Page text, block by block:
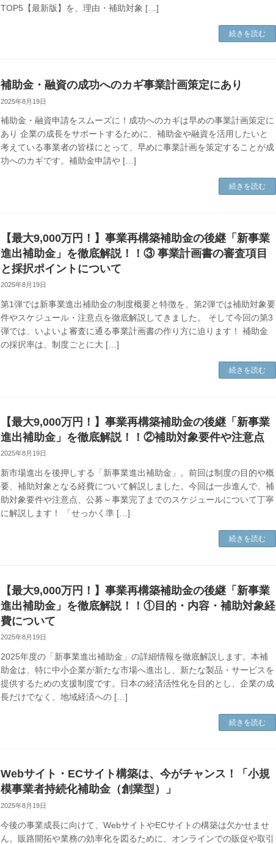
TOP5【最新版】を、理由・補助対象 […]
続きを読む
補助金・融資の成功へのカギ事業計画策定にあり
2025年8月19日
補助金・融資申請をスムーズに！成功へのカギは早めの事業計画策定に
あり 企業の成長をサポートするために、補助金や融資を活用したいと
考えている事業者の皆様にとって、早めに事業計画を策定することが成
功へのカギです。補助金申請や […]
続きを読む
【最大9,000万円！】事業再構築補助金の後継「新事業
進出補助金」を徹底解説！！③ 事業計画書の審査項目
と採択ポイントについて
2025年8月19日
第1弾では新事業進出補助金の制度概要と特徴を、第2弾では補助対象要
件やスケジュール・注意点を徹底解説してきました。 そして今回の第3
弾では、いよいよ審査に通る事業計画書の作り方に迫ります！ 補助金
の採択率は、制度ごとに大 […]
続きを読む
【最大9,000万円！】事業再構築補助金の後継「新事業
進出補助金」を徹底解説！！②補助対象要件や注意点
2025年8月19日
新市場進出を後押しする「新事業進出補助金」。前回は制度の目的や概
要、補助対象となる経費について解説しました。今回は一歩進んで、補
助対象要件や注意点、公募～事業完了までのスケジュールについて丁寧
に解説します！ 「せっかく準 […]
続きを読む
【最大9,000万円！】事業再構築補助金の後継「新事業
進出補助金」を徹底解説！！①目的・内容・補助対象経
費について
2025年8月19日
2025年度の「新事業進出補助金」の詳細情報を徹底解説します。本補
助金は、特に中小企業が新たな市場へ進出し、新たな製品・サービスを
提供するための支援制度です。日本の経済活性化を目的とし、企業の成
長だけでなく、地域経済への […]
続きを読む
Webサイト・ECサイト構築は、今がチャンス！「小規
模事業者持続化補助金（創業型）」
2025年8月19日
今後の事業成長に向けて、WebサイトやECサイトの構築は欠かせませ
ん。販路開拓や業務の効率化を図るために、オンラインでの販促や取引